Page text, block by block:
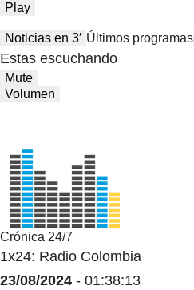
Play
Noticias en 3′ Últimos programas
Estas escuchando
Mute
Volumen
Crónica 24/7
1x24: Radio Colombia
23/08/2024 - 01:38:13